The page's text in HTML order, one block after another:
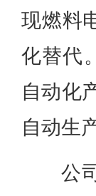
现燃料
化替代
自动化
自动生
公